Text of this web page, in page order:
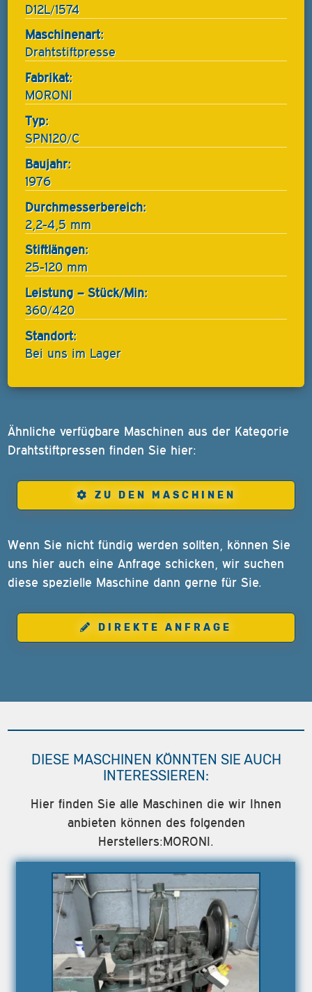
D12L/1574
Maschinenart:
Drahtstiftpresse
Fabrikat:
MORONI
Typ:
SPN120/C
Baujahr:
1976
Durchmesserbereich:
2,2-4,5 mm
Stiftlängen:
25-120 mm
Leistung – Stück/Min:
360/420
Standort:
Bei uns im Lager
Ähnliche verfügbare Maschinen aus der Kategorie
Drahtstiftpressen finden Sie hier:
ZU DEN MASCHINEN
Wenn Sie nicht fündig werden sollten, können Sie
uns hier auch eine Anfrage schicken, wir suchen
diese spezielle Maschine dann gerne für Sie.
DIREKTE ANFRAGE
DIESE MASCHINEN KÖNNTEN SIE AUCH
INTERESSIEREN:
Hier finden Sie alle Maschinen die wir Ihnen
anbieten können des folgenden
Herstellers:MORONI.